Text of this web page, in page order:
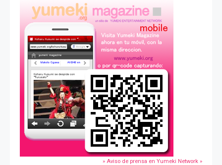
» Aviso de prensa en Yumeki Network »